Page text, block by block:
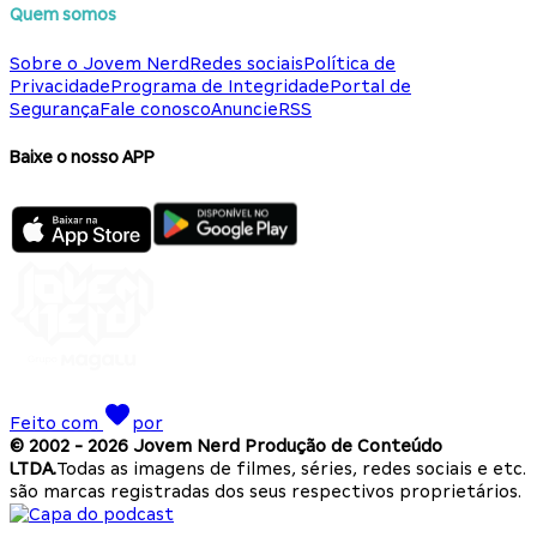
Quem somos
Sobre o Jovem NerdRedes sociaisPolítica de
PrivacidadePrograma de IntegridadePortal de
SegurançaFale conoscoAnuncieRSS
Baixe o nosso APP
Feito com
por
© 2002 - 2026 Jovem Nerd Produção de Conteúdo
LTDA.Todas as imagens de filmes, séries, redes sociais e etc.
são marcas registradas dos seus respectivos proprietários.